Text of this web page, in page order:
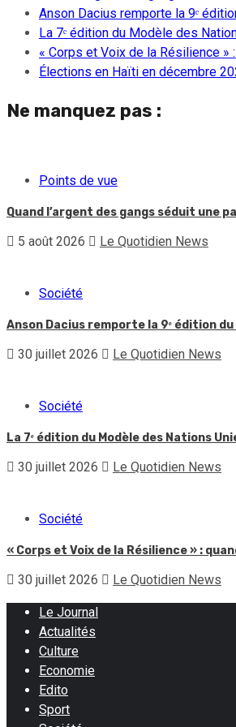
Anson Dacius remporte la 9ᵉ
La 7ᵉ édition du Modèle des
« Corps et Voix de la Résilience »
Élections en Haïti en décembre
Ne manquez pas :
Points de vue
Quand l’argent des gangs séduit une
5 août 2026 Le Quotidien News
Société
Anson Dacius remporte la 9ᵉ édition
30 juillet 2026 Le Quotidien News
Société
La 7ᵉ édition du Modèle des Nations
30 juillet 2026 Le Quotidien News
Société
« Corps et Voix de la Résilience » :
30 juillet 2026 Le Quotidien News
Le Journal
Actualités
Culture
Economie
Edito
Sport